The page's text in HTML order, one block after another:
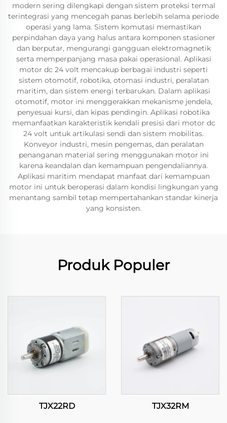
modern sering dilengkapi dengan sistem proteksi termal
terintegrasi yang mencegah panas berlebih selama periode
operasi yang lama. Sistem komutasi memastikan
perpindahan daya yang halus antara komponen stasioner
dan berputar, mengurangi gangguan elektromagnetik
serta memperpanjang masa pakai operasional. Aplikasi
motor dc 24 volt mencakup berbagai industri seperti
sistem otomotif, robotika, otomasi industri, peralatan
maritim, dan sistem energi terbarukan. Dalam aplikasi
otomotif, motor ini menggerakkan mekanisme jendela,
penyesuai kursi, dan kipas pendingin. Aplikasi robotika
memanfaatkan karakteristik kendali presisi dari motor dc
24 volt untuk artikulasi sendi dan sistem mobilitas.
Konveyor industri, mesin pengemas, dan peralatan
penanganan material sering menggunakan motor ini
karena keandalan dan kemampuan pengendaliannya.
Aplikasi maritim mendapat manfaat dari kemampuan
motor ini untuk beroperasi dalam kondisi lingkungan yang
menantang sambil tetap mempertahankan standar kinerja
yang konsisten.
Produk Populer
TJX22RD TJX32RM